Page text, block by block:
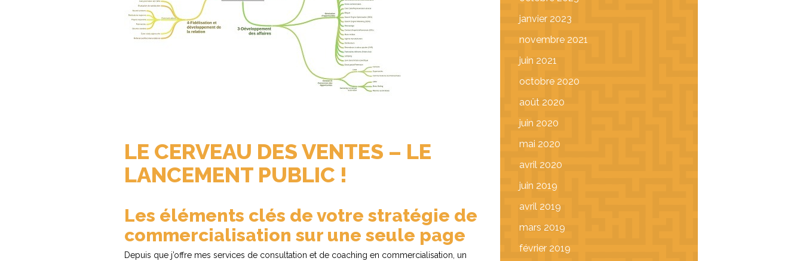
LE CERVEAU DES VENTES – LE
LANCEMENT PUBLIC !
Les éléments clés de votre stratégie de
commercialisation sur une seule page
Depuis que j’offre mes services de consultation et de coaching en commercialisation, un
janvier 2023
novembre 2021
juin 2021
octobre 2020
août 2020
juin 2020
mai 2020
avril 2020
juin 2019
avril 2019
mars 2019
février 2019